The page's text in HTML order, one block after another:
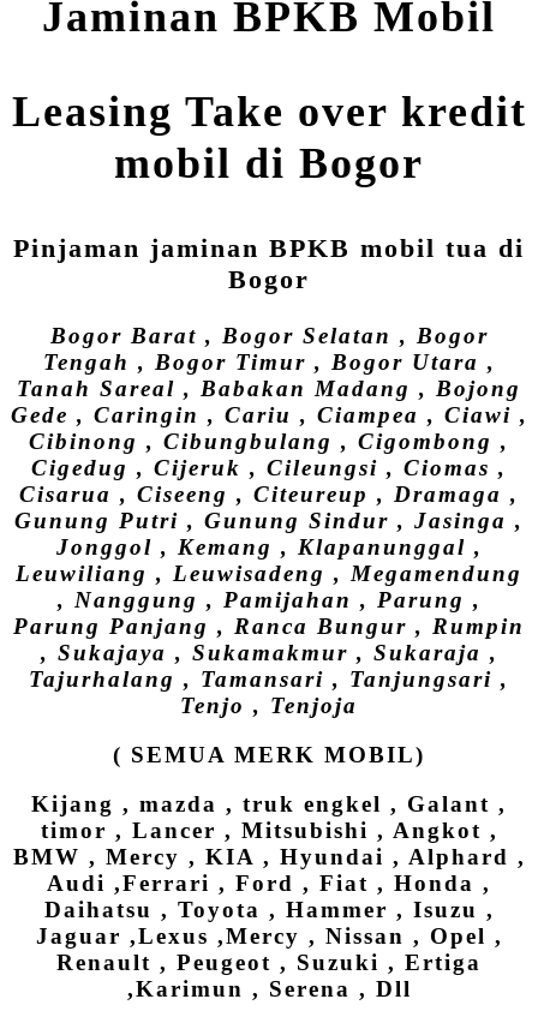
Jaminan BPKB Mobil
Leasing Take over kredit
mobil di Bogor
Pinjaman jaminan BPKB mobil tua di
Bogor
Bogor Barat , Bogor Selatan , Bogor
Tengah , Bogor Timur , Bogor Utara ,
Tanah Sareal , Babakan Madang , Bojong
Gede , Caringin , Cariu , Ciampea , Ciawi ,
Cibinong , Cibungbulang , Cigombong ,
Cigedug , Cijeruk , Cileungsi , Ciomas ,
Cisarua , Ciseeng , Citeureup , Dramaga ,
Gunung Putri , Gunung Sindur , Jasinga ,
Jonggol , Kemang , Klapanunggal ,
Leuwiliang , Leuwisadeng , Megamendung
, Nanggung , Pamijahan , Parung ,
Parung Panjang , Ranca Bungur , Rumpin
, Sukajaya , Sukamakmur , Sukaraja ,
Tajurhalang , Tamansari , Tanjungsari ,
Tenjo , Tenjoja
( SEMUA MERK MOBIL)
Kijang , mazda , truk engkel , Galant ,
timor , Lancer , Mitsubishi , Angkot ,
BMW , Mercy , KIA , Hyundai , Alphard ,
Audi ,Ferrari , Ford , Fiat , Honda ,
Daihatsu , Toyota , Hammer , Isuzu ,
Jaguar ,Lexus ,Mercy , Nissan , Opel ,
Renault , Peugeot , Suzuki , Ertiga
,Karimun , Serena , Dll